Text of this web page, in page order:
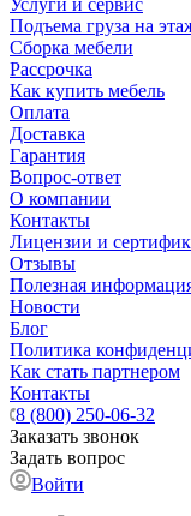
Услуги и сервис
Подъема груза на
Сборка мебели
Рассрочка
Как купить мебель
Оплата
Доставка
Гарантия
Вопрос-ответ
О компании
Контакты
Лицензии и
Отзывы
Полезная
Новости
Блог
Политика
Как стать партнером
Контакты
8 (800) 250-06-32
Заказать звонок
Задать вопрос
Войти